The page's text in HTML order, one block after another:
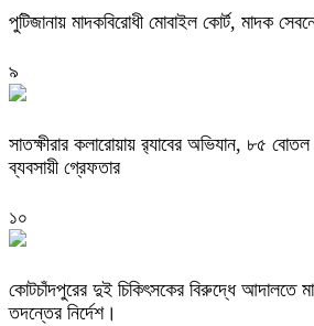
পুটিজানায় মাদকবিরোধী মোবাইল কোর্ট, মাদক
৯
সাতক্ষীরার কলারোয়ায় র‍্যাবের অভিযান, ৮৫
ব্যবসায়ী গ্রেফতার
১০
কোটচাঁদপুরের দুই চিকিৎসকের বিরুদ্ধে আদালতে
তদন্তের নির্দেশ।